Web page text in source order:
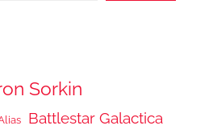
Sorkin
Battlestar Galactica